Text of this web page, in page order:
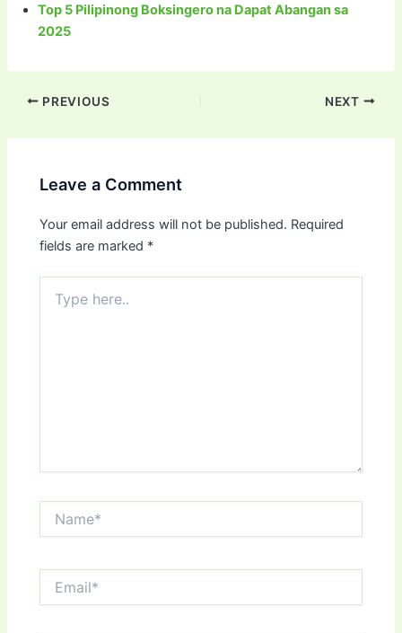
Top 5 Pilipinong Boksingero na Dapat Abangan sa
2025
PREVIOUS NEXT
Leave a Comment
Your email address will not be published. Required
fields are marked *
here..